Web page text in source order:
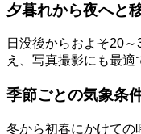
夕暮れから夜へと
日没後からおよそ20
え、写真撮影にも最適
季節ごとの気象条
冬から初春にかけての